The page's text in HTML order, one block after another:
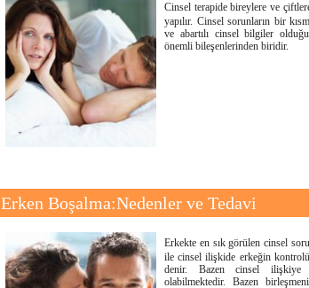
Cinsel terapide bireylere ve
yapılır. Cinsel sorunların bir
ve abartılı cinsel bilgiler
önemli bileşenlerinden biridir.
Erken Boşalma:Nedenler ve Tedavi
Erkekte en sık görülen cinsel
ile cinsel ilişkide erkeğin kontrolü
denir. Bazen cinsel ilişkiye
olabilmektedir. Bazen